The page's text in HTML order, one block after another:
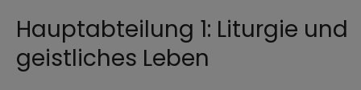
Hauptabteilung 1: Liturgie und
geistliches Leben